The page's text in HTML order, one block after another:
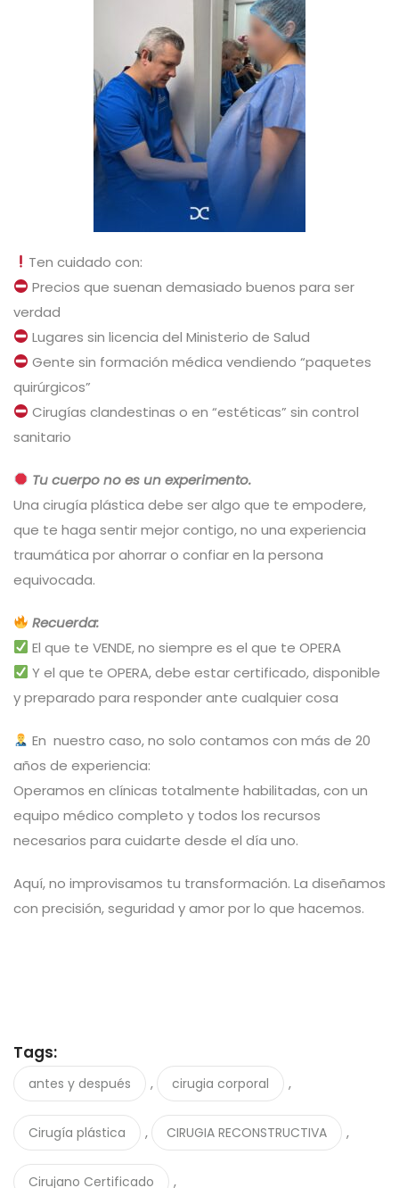
Ten cuidado con:
Precios que suenan demasiado buenos para ser
verdad
Lugares sin licencia del Ministerio de Salud
Gente sin formación médica vendiendo “paquetes
quirúrgicos”
Cirugías clandestinas o en “estéticas” sin control
sanitario
Tu cuerpo no es un experimento.
Una cirugía plástica debe ser algo que te empodere,
que te haga sentir mejor contigo, no una experiencia
traumática por ahorrar o confiar en la persona
equivocada.
Recuerda:
El que te VENDE, no siempre es el que te OPERA
Y el que te OPERA, debe estar certificado, disponible
y preparado para responder ante cualquier cosa
En nuestro caso, no solo contamos con más de 20
años de experiencia:
Operamos en clínicas totalmente habilitadas, con un
equipo médico completo y todos los recursos
necesarios para cuidarte desde el día uno.
Aquí, no improvisamos tu transformación. La diseñamos
con precisión, seguridad y amor por lo que hacemos.
Tags:
antes y después , cirugia corporal ,
Cirugía plástica , CIRUGIA RECONSTRUCTIVA ,
Cirujano Certificado ,